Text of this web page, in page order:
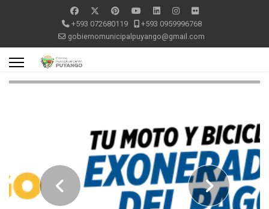
+593 072680119
+593 0959996768
gobiernomunicipalpuyango@gmail.com